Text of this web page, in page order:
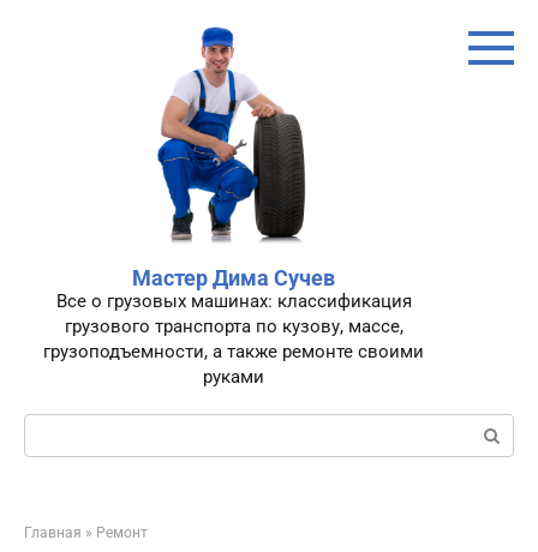
Мастер Дима Сучев
Все о грузовых машинах: классификация
грузового транспорта по кузову, массе,
грузоподъемности, а также ремонте своими
руками
Поиск:
Главная » Ремонт